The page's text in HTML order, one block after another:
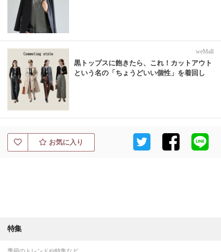
weMall
黒トップスに飽きたら、これ！カットアウト
という名の「ちょうどいい個性」を着回し
お気に入り
特集